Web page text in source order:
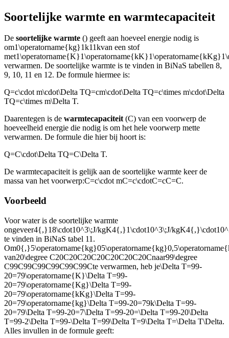
Soortelijke warmte en warmtecapaciteit
De soortelijke warmte () geeft aan hoeveel energie nodig is
om1\operatorname{kg}1k11kvan een stof
met
verwarmen. De soortelijke warmte is te vinden in BiNaS tabellen 8,
9, 10, 11 en 12. De formule hiermee is:
Q=c\cdot m\cdot\Delta TQ=cm\cdot\Delta TQ=c\times m\cdot\Delta
TQ=c\times m\Delta T.
Daarentegen is de warmtecapaciteit(C) van een voorwerp de
hoeveelheid energie die nodig is om het hele voorwerp mette
verwarmen. De formule die hier bij hoort is:
Q=C\cdot\Delta TQ=C\Delta T.
De warmtecapaciteit is gelijk aan de soortelijke warmte keer de
massa van het voorwerp:C=c\cdot mC=c\cdotC=cC=C.
Voorbeeld
Voor water is de soortelijke warmte
ongeveer4{,}18\cdot10^3\;J/kgK4{,}1\cdot10^3\;J/
te vinden in BiNaS tabel 11.
Om
van20\degree C20C20C20C20C20C20C20Cnaar99\degree
C99C99C99C99C99C99Cte verwarmen, heb je\Delta T=99-
20=79\operatorname{K}\Delta T=99-
20=79\operatorname{Kg}\Delta T=99-
20=79\operatorname{kKg}\Delta T=99-
20=79\operatorname{kg}\Delta T=99-20=79k\Delta T=99-
20=79\Delta T=99-20=7\Delta T=99-20=\Delta T=99-20\Delta
T=99-2\Delta T=99-\Delta T=99\Delta T=9\Delta T=\Delta T\Delta.
Alles invullen in de formule geeft: